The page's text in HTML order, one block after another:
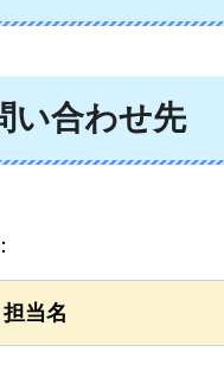
い合わせ先
担当名